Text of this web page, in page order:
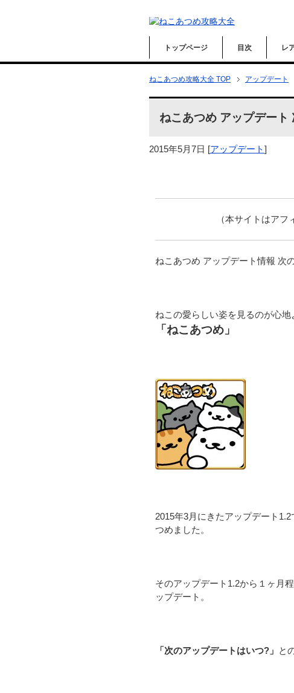
トップページ 目次 レ
ねこあつめ攻略大全 TOP アップデート
ねこあつめ アップデート
2015年5月7日 [アップデート]
（本サイトはアフ
ねこあつめ アップデート情報 次
ねこの愛らしい姿を見るのが心地
「ねこあつめ」
2015年3月にきたアップデート
つめました。
そのアップデート1.2から１ヶ月
ップデート。
「次のアップデートはいつ?」 と